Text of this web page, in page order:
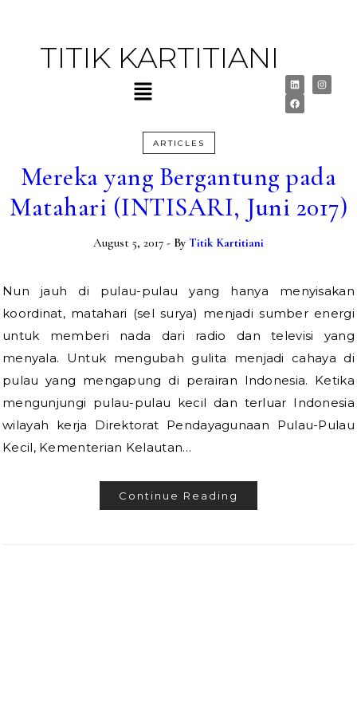
TITIK KARTITIANI
ARTICLES
Mereka yang Bergantung pada
Matahari (INTISARI, Juni 2017)
August 5, 2017 - By Titik Kartitiani
Nun jauh di pulau-pulau yang hanya menyisakan
koordinat, matahari (sel surya) menjadi sumber energi
untuk memberi nada dari radio dan televisi yang
menyala. Untuk mengubah gulita menjadi cahaya di
pulau yang mengapung di perairan Indonesia. Ketika
mengunjungi pulau-pulau kecil dan terluar Indonesia
wilayah kerja Direktorat Pendayagunaan Pulau-Pulau
Kecil, Kementerian Kelautan…
Continue Reading